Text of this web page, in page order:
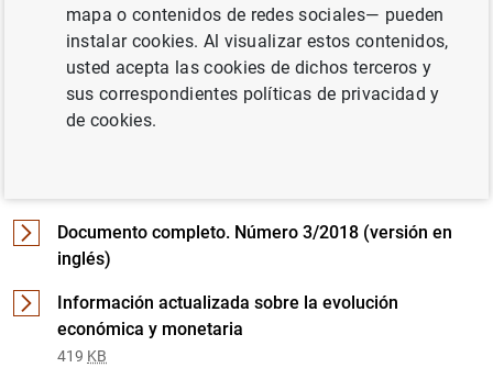
Número 3/2018 (1MB)
Documento completo. Número 3/2018 (versión en
inglés)
Información actualizada sobre la evolución
económica y monetaria
419 KB
mapa o contenidos de redes sociales— pueden
instalar cookies. Al visualizar estos contenidos,
usted acepta las cookies de dichos terceros y
sus correspondientes políticas de privacidad y
de cookies.